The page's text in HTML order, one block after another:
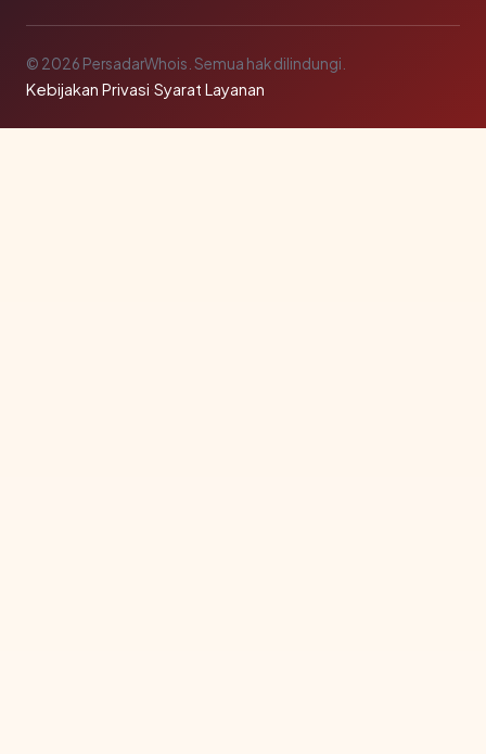
© 2026 PersadarWhois. Semua hak dilindungi.
Kebijakan Privasi·Syarat Layanan